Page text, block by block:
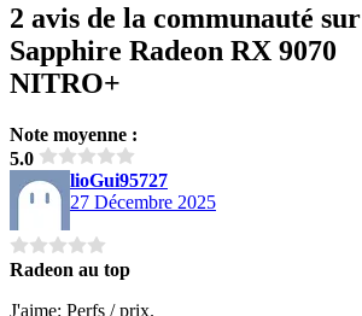
2 avis de la communauté sur
Sapphire Radeon RX 9070
NITRO+
Note moyenne :
5.0
lioGui95727
27 Décembre 2025
Radeon au top
J'aime: Perfs / prix.